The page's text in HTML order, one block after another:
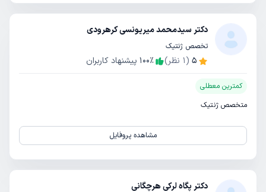
دکتر سیدمحمد میریونسی کرهرودی
تخصص ژنتیک
5
(
1 نظر) 100٪ پیشنهاد کاربران
کمترین معطلی
متخصص ژنتیک
مشاهده پروفایل
دکتر پگاه لرکی هرچگانی